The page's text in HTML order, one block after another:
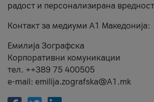
радост и персонализирана
Контакт за медиуми А1 Македонија:
Емилија Зографска
Корпоративни комуникации
тел. ++389 75 400505
e-mail: emilija.zografska@A1.mk